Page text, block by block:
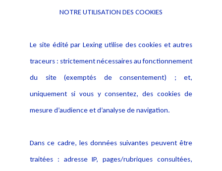
Alerte professionnelle
Déclaration d'accessibilité
Notice Légale
Politique de protection des
données
Publications
NOTRE UTILISATION DES COOKIES
Le site édité par Lexing utilise des cookies et autres
traceurs : strictement nécessaires au fonctionnement
du site (exemptés de consentement) ; et,
uniquement si vous y consentez, des cookies de
mesure d’audience et d’analyse de navigation.
Dans ce cadre, les données suivantes peuvent être
traitées : adresse IP, pages/rubriques consultées,